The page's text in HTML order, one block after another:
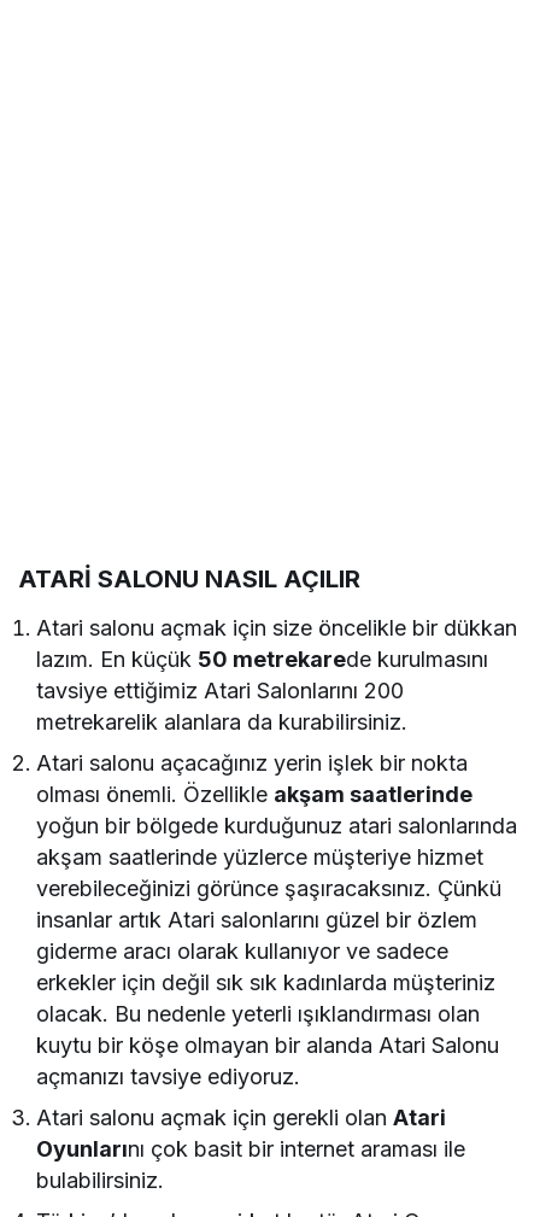
ATARİ SALONU NASIL AÇILIR
Atari salonu açmak için size öncelikle bir dükkan
lazım. En küçük 50 metrekarede kurulmasını
tavsiye ettiğimiz Atari Salonlarını 200
metrekarelik alanlara da kurabilirsiniz.
Atari salonu açacağınız yerin işlek bir nokta
olması önemli. Özellikle akşam saatlerinde
yoğun bir bölgede kurduğunuz atari salonlarında
akşam saatlerinde yüzlerce müşteriye hizmet
verebileceğinizi görünce şaşıracaksınız. Çünkü
insanlar artık Atari salonlarını güzel bir özlem
giderme aracı olarak kullanıyor ve sadece
erkekler için değil sık sık kadınlarda müşteriniz
olacak. Bu nedenle yeterli ışıklandırması olan
kuytu bir köşe olmayan bir alanda Atari Salonu
açmanızı tavsiye ediyoruz.
Atari salonu açmak için gerekli olanAtari
Oyunlarını çok basit bir internet araması ile
bulabilirsiniz.